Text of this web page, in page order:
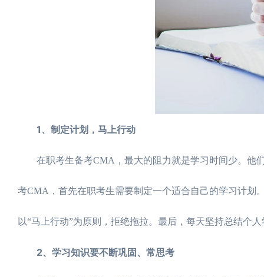
1、制定计划，马上行动
在职考生备考CMA，最大的阻力就是学习时间少。他
考CMA，首先在职考生需要制定一个适合自己的学习计划
以“马上行动”为原则，拒绝拖拉。最后，每天坚持总结个
2、学习知识要不断巩固、常思考